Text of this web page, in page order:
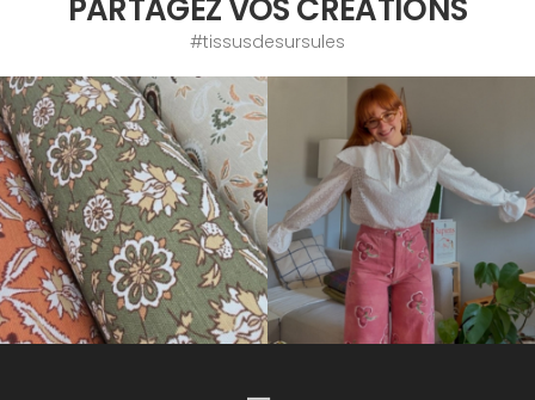
PARTAGEZ VOS CRÉATIONS
#tissusdesursules